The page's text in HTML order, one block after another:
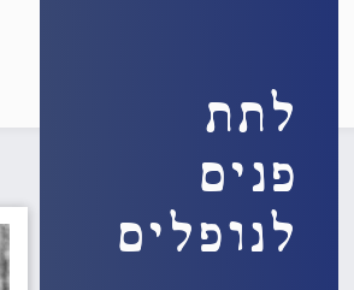
לתת
פנים
לנופלים